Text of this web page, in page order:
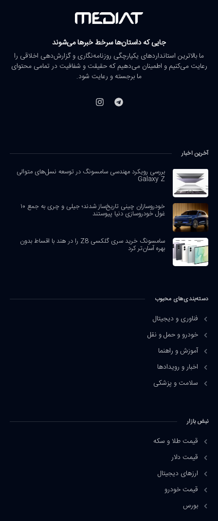
جایی که داستان‌ها سرخط خبرها می‌شوند
ما بالاترین استانداردهای یکپارچگی روزنامه‌نگاری و گزارش‌دهی اخلاقی را
رعایت می‌کنیم و اطمینان می‌دهیم که حقیقت و شفافیت در تمامی محتوای
ما برجسته و رعایت شود.
آخرین اخبار
بررسی رویکرد مهندسی سامسونگ در توسعه نسل‌های متوالی
Galaxy Z
خودروسازان چینی تاریخ‌ساز شدند؛ جیلی و چری به جمع ۱۰
غول خودروسازی دنیا پیوستند
سامسونگ خرید سری گلکسی Z8 را در هند با اقساط بدون
بهره آسان‌تر کرد
دسته‌بندی‌های محبوب
فناوری و دیجیتال
خودرو و حمل و نقل
آموزش و راهنما
اخبار و رویدادها
سلامت و پزشکی
نبض بازار
قیمت طلا و سکه
قیمت دلار
ارزهای دیجیتال
قیمت خودرو
بورس